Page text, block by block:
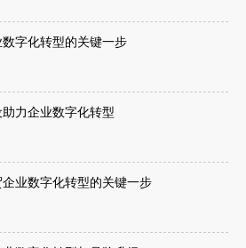
字化转型的关键一步
力企业数字化转型
业数字化转型的关键一步